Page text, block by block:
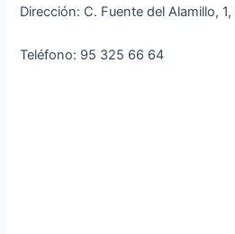
Dirección: C. Fuente del Alamillo,
Teléfono: 95 325 66 64